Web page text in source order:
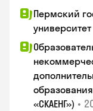
Пермский
университет
«СКАЕНГ») •